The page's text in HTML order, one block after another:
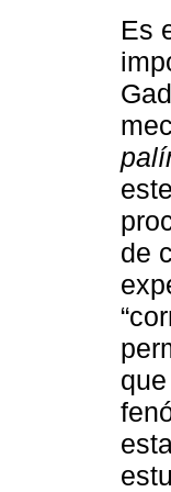
Es
de